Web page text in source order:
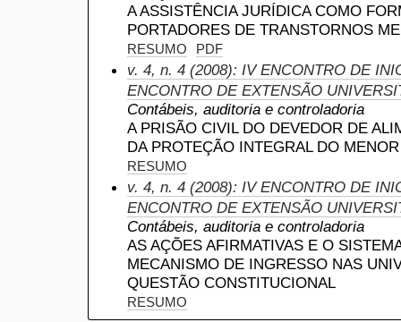
A ASSISTÊNCIA JURÍDICA COMO
PORTADORES DE TRANSTORNOS
RESUMO PDF
v. 4, n. 4 (2008): IV ENCONTRO DE
ENCONTRO DE EXTENSÃO
Contábeis, auditoria e controladoria
A PRISÃO CIVIL DO DEVEDOR DE
DA PROTEÇÃO INTEGRAL DO MENOR
RESUMO
v. 4, n. 4 (2008): IV ENCONTRO DE
ENCONTRO DE EXTENSÃO
Contábeis, auditoria e controladoria
AS AÇÕES AFIRMATIVAS E O
MECANISMO DE INGRESSO NAS
QUESTÃO CONSTITUCIONAL
RESUMO